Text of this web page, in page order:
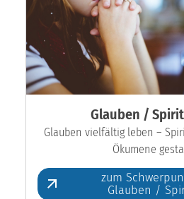
Glauben /
Glauben vielfältig leben –
Ökumene
zum
Glauben /